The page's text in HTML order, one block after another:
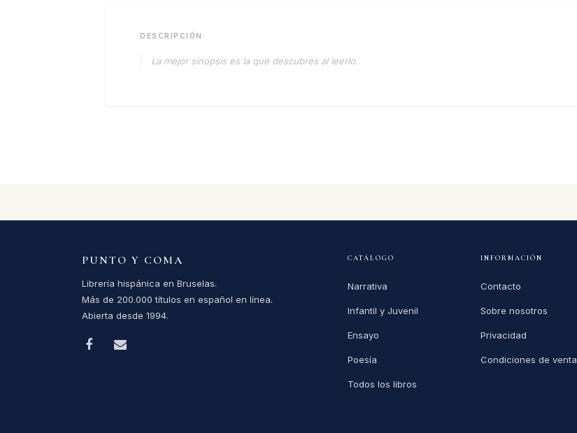
DESCRIPCIÓN
La mejor sinopsis es la que descubres al leerlo.
PUNTO Y COMA
Librería hispánica en Bruselas.
Más de 200.000 títulos en español en línea.
Abierta desde 1994.
CATÁLOGO
Narrativa
Infantil y Juvenil
Ensayo
Poesía
Todos los libros
INFORMACIÓN
Contacto
Sobre nosotros
Privacidad
Condiciones de venta